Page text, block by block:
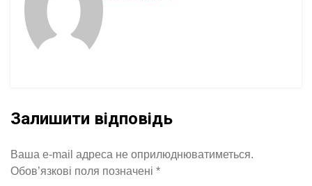
Залишити відповідь
Ваша e-mail адреса не оприлюднюватиметься.
Обов’язкові поля позначені *